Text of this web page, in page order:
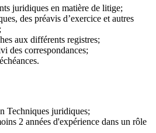
juridiques en matière de litige;
des préavis d’exercice et autres
aux différents registres;
des correspondances;
Techniques juridiques;
2 années d'expérience dans un rôle